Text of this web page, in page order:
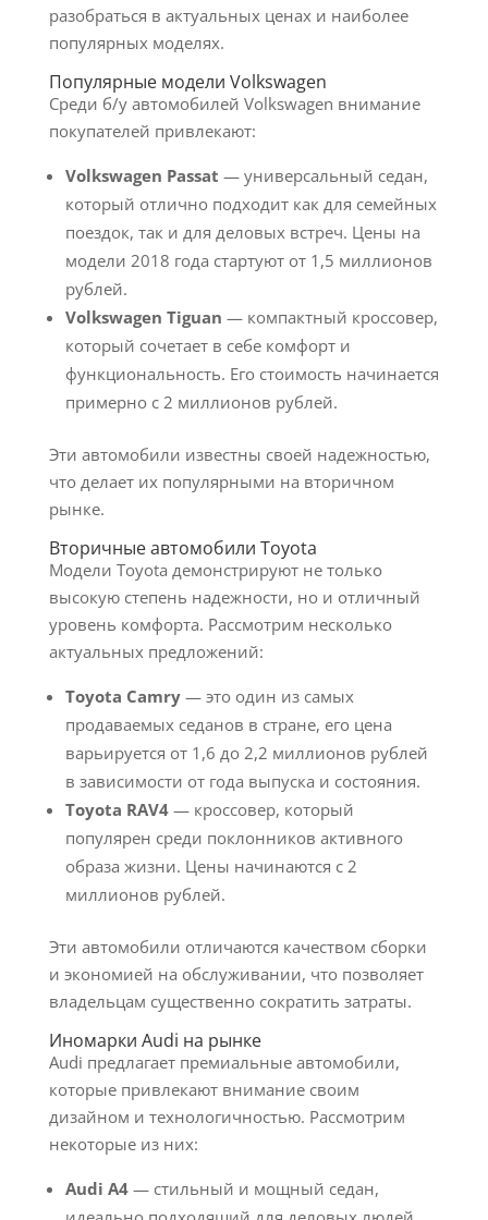
разобраться в актуальных ценах и наиболее
популярных моделях.
Популярные модели Volkswagen
Среди б/у автомобилей Volkswagen внимание
покупателей привлекают:
Volkswagen Passat — универсальный седан,
который отлично подходит как для семейных
поездок, так и для деловых встреч. Цены на
модели 2018 года стартуют от 1,5 миллионов
рублей.
Volkswagen Tiguan — компактный кроссовер,
который сочетает в себе комфорт и
функциональность. Его стоимость начинается
примерно с 2 миллионов рублей.
Эти автомобили известны своей надежностью,
что делает их популярными на вторичном
рынке.
Вторичные автомобили Toyota
Модели Toyota демонстрируют не только
высокую степень надежности, но и отличный
уровень комфорта. Рассмотрим несколько
актуальных предложений:
Toyota Camry— это один из самых
продаваемых седанов в стране, его цена
варьируется от 1,6 до 2,2 миллионов рублей
в зависимости от года выпуска и состояния.
Toyota RAV4— кроссовер, который
популярен среди поклонников активного
образа жизни. Цены начинаются с 2
миллионов рублей.
Эти автомобили отличаются качеством сборки
и экономией на обслуживании, что позволяет
владельцам существенно сократить затраты.
Иномарки Audi на рынке
Audi предлагает премиальные автомобили,
которые привлекают внимание своим
дизайном и технологичностью. Рассмотрим
некоторые из них:
Audi A4— стильный и мощный седан,